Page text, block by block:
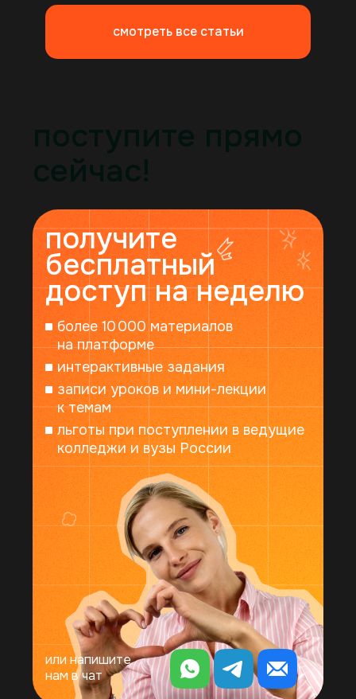
смотреть все статьи
поступите прямо
сейчас!
получите
бесплатный
доступ на неделю
более 10 000 материалов
на платформе
интерактивные задания
записи уроков и мини-лекции
к темам
льготы при поступлении в ведущие
колледжи и вузы России
или напишите
нам в чат
© 2025 Synergy. Все права защищены
Политика конфиденциальности
125315, г. Москва, Ленинградский пр-т, 80к48
Реквизиты ШУ Синергия
синергия в тг синергия в вк
4.7
4.9
государственная лицензия
и аккредитация
проверить лицензию
125315, г. Москва, Ленинградский пр-т, 80к48
Почта по вопросам зачисления:
otdel_zachislenie@synergy.ru
Телефон: